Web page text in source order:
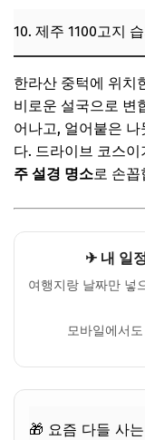
10. 제주 1100고지
한라산 중턱에 위치
비로운 설국으로 변
어나고, 얼어붙은
다. 드라이브 코스
주 설경 명소로 손꼽
✈ 내 일
여행지랑 날짜만 넣
모바일에서
🎁 요즘 다들 사